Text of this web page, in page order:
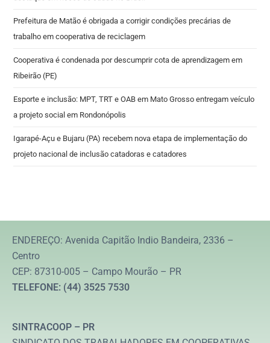
Prefeitura de Matão é obrigada a corrigir condições precárias de
trabalho em cooperativa de reciclagem
Cooperativa é condenada por descumprir cota de aprendizagem em
Ribeirão (PE)
Esporte e inclusão: MPT, TRT e OAB em Mato Grosso entregam veículo
a projeto social em Rondonópolis
Igarapé-Açu e Bujaru (PA) recebem nova etapa de implementação do
projeto nacional de inclusão catadoras e catadores
ENDEREÇO: Avenida Capitão Indio Bandeira, 2336 –
Centro
CEP: 87310-005 – Campo Mourão – PR
TELEFONE: (44) 3525 7530
SINTRACOOP – PR